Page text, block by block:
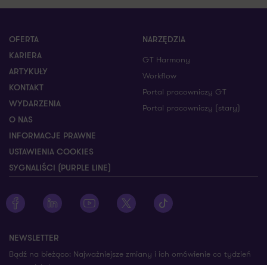
OFERTA
KARIERA
ARTYKUŁY
KONTAKT
WYDARZENIA
O NAS
INFORMACJE PRAWNE
USTAWIENIA COOKIES
SYGNALIŚCI (PURPLE LINE)
NARZĘDZIA
GT Harmony
Workflow
Portal pracowniczy GT
Portal pracowniczy (stary)
Zobacz profil Grant Thornton na Facebooku
Zobacz profil Grant Thornton na LinkedIn
Zobacz profil Grant Thornton na YouTube
Zobacz profil Grant Thornton na X
Zobacz profil Grant
NEWSLETTER
Bądź na bieżąco: Najważniejsze zmiany i ich omówienie co tydzień